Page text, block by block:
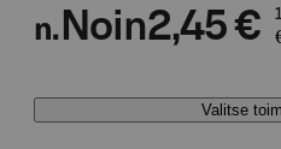
n. Noin2,45 €
Valitse